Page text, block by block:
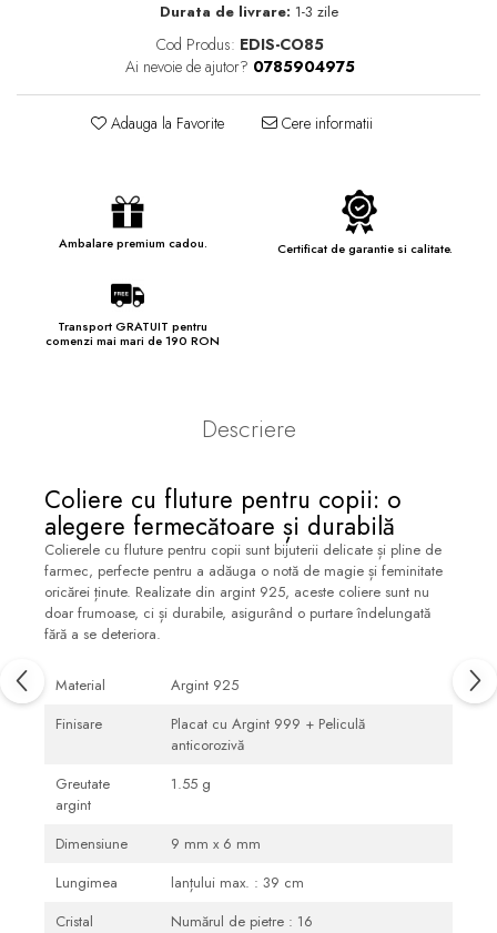
Durata de livrare: 1-3 zile
Cod Produs: EDIS-CO85
Ai nevoie de ajutor? 0785904975
Adauga la Favorite Cere informatii
Ambalare premium cadou. Certificat de garantie si calitate.
Transport GRATUIT pentru
comenzi mai mari de 190 RON
Descriere
Coliere cu fluture pentru copii: o
alegere fermecătoare și durabilă
Colierele cu fluture pentru copii sunt bijuterii delicate și pline de
farmec, perfecte pentru a adăuga o notă de magie și feminitate
oricărei ținute. Realizate din argint 925, aceste coliere sunt nu
doar frumoase, ci și durabile, asigurând o purtare îndelungată
fără a se deteriora.
Material
Argint 925
Finisare
Placat cu Argint 999 + Peliculă
anticorozivă
Greutate
argint
1.55 g
Dimensiune
9 mm x 6 mm
Lungimea
lanțului max. : 39 cm
Cristal
Numărul de pietre : 16